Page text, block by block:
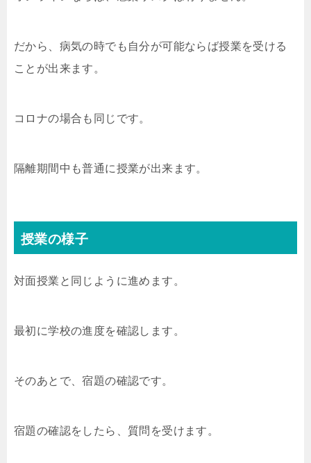
だから、病気の時でも自分が可能ならば授業を受ける
ことが出来ます。
コロナの場合も同じです。
隔離期間中も普通に授業が出来ます。
授業の様子
対面授業と同じように進めます。
最初に学校の進度を確認します。
そのあとで、宿題の確認です。
宿題の確認をしたら、質問を受けます。